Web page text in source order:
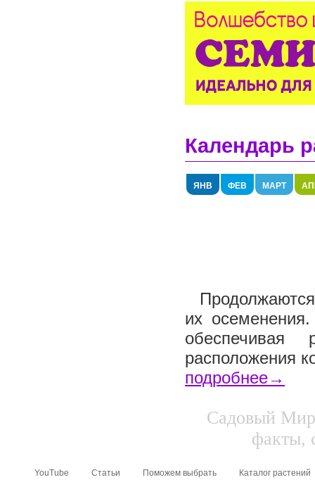
Календарь
ЯНВ ФЕВ МАРТ
их
обеспечивая
расположения
подробнее→
Садовый
факты,
YouTube Статьи Поможем выбрать Каталог растений